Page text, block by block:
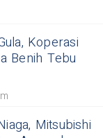
Koperasi
Benih Tebu
Mitsubishi